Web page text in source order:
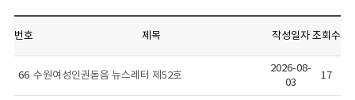
번호 제목 작성일자조회수
66 수원여성인권돋음 뉴스레터 제52호
2026-08-
03
17